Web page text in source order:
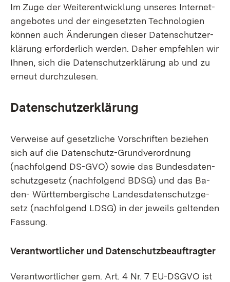
Im Zu­ge der Wei­ter­ent­wick­lung un­se­res In­ter­net­
an­ge­bo­tes und der ein­ge­setz­ten Tech­no­lo­gi­en
kön­nen auch Än­de­run­gen die­ser Da­ten­schutz­er­
klä­rung er­for­der­lich wer­den. Da­her emp­feh­len wir
Ih­nen, sich die Da­ten­schutz­er­klä­rung ab und zu
er­neut durch­zu­le­sen.
Da­ten­schutz­er­klä­rung
Ver­wei­se auf ge­setz­li­che Vor­schrif­ten be­zie­hen
sich auf die Da­ten­schut­z-Grund­ver­ord­nung
(nach­fol­gend DS-G­VO) so­wie das Bun­des­da­ten­
schutz­ge­setz (nach­fol­gend BDSG) und das Ba­
den- Würt­tem­ber­gi­sche Lan­des­da­ten­schutz­ge­
setz (nach­fol­gend LDSG) in der je­weils gel­ten­den
Fas­sung.
Ver­ant­wort­li­cher und Da­ten­schutz­be­auf­trag­ter
Ver­ant­wort­li­cher gem. Art. 4 Nr. 7 EU-DSG­VO ist